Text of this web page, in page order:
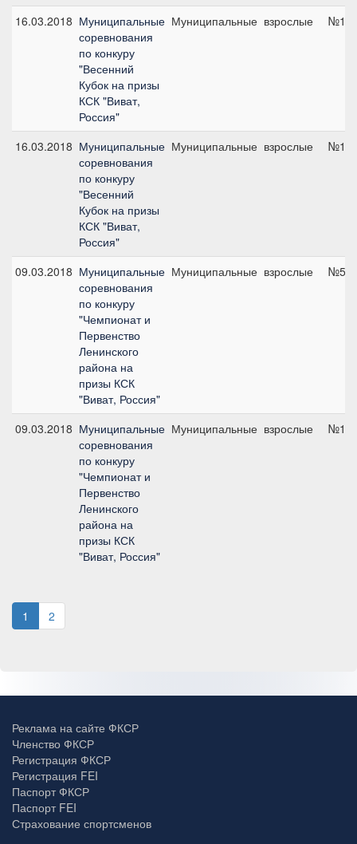
16.03.2018 Муниципальные
соревнования
по конкуру
"Весенний
Кубок на призы
КСК "Виват,
Россия"
Муниципальные взрослые №1,
16.03.2018 Муниципальные
соревнования
по конкуру
"Весенний
Кубок на призы
КСК "Виват,
Россия"
Муниципальные взрослые №11,
09.03.2018 Муниципальные
соревнования
по конкуру
"Чемпионат и
Первенство
Ленинского
района на
призы КСК
"Виват, Россия"
Муниципальные взрослые №5,
09.03.2018 Муниципальные
соревнования
по конкуру
"Чемпионат и
Первенство
Ленинского
района на
призы КСК
"Виват, Россия"
Муниципальные взрослые №1,
1 2
Реклама на сайте ФКСР
Членство ФКСР
Регистрация ФКСР
Регистрация FEI
Паспорт ФКСР
Паспорт FEI
Страхование спортсменов